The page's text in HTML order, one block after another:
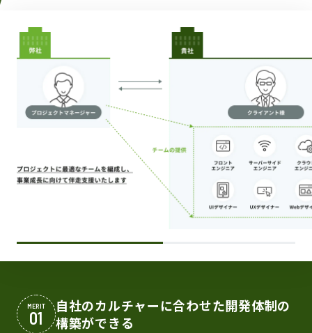
MERIT
自社のカルチャーに合わせた開発体制の
構築ができる